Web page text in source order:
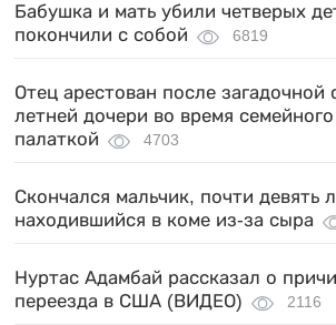
Бабушка и мать убили четверых
покончили с собой
6819
Отец арестован после загадочной
летней дочери во время
палаткой
4703
Скончался мальчик, почти девять
находившийся в коме из-за сыра
Нуртас Адамбай рассказал о
переезда в США (ВИДЕО)
2116